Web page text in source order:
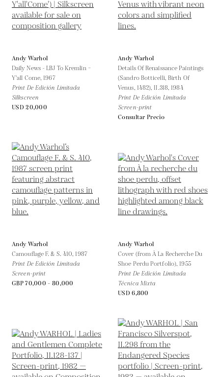
Andy Warhol
Daily News - LBJ To Kremlin –
Y'all Come,1967
Print De Edición Limitada
Silkscreen
USD 20,000
Andy Warhol
Details Of Renaissance Paintings
(Sandro Botticelli, Birth Of
Venus, 1482), II.318,1984
Print De Edición Limitada
Screen-print
Consultar Precio
Andy Warhol
Camouflage F. & S. 410,1987
Print De Edición Limitada
Screen-print
GBP 70,000 - 80,000
Andy Warhol
Cover (from À La Recherche Du
Shoe Perdu Portfolio),1955
Print De Edición Limitada
Técnica Mixta
USD 6,800